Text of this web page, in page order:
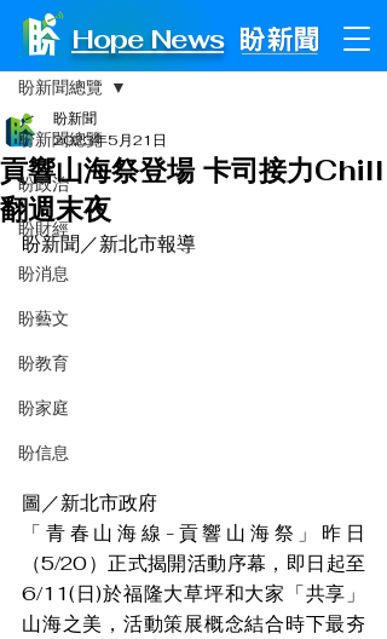
Hope News
文章
盼新聞總覽
盼政治
盼財經
盼消息
盼藝文
盼教育
盼家庭
盼信息
盼新聞總覽
貢響山海祭登場 卡司接力Chill
翻週末夜
盼新聞
2023年5月21日
盼新聞／新北市報導
圖／新北市政府
「青春山海線-貢響山海祭」昨日
（5/20）正式揭開活動序幕，即日起至
6/11(日)於福隆大草坪和大家「共享」
山海之美，活動策展概念結合時下最夯